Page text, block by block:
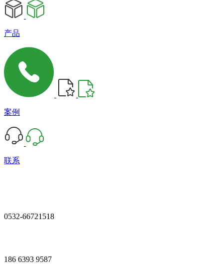
产品
案例
联系
0532-66721518
186 6393 9587